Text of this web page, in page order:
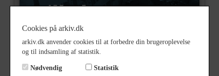
Nummer
Cookies på arkiv.dk
arkiv.dk anvender cookies til at forbedre din brugeroplevelse
og til indsamling af statistik.
Nødvendig
Statistik